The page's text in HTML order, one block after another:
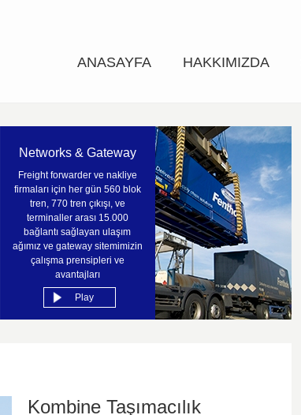
ANASAYFA HAKKIMIZDA
Networks & Gateway
Freight forwarder ve nakliye
firmaları için her gün 560 blok
tren, 770 tren çıkışı, ve
terminaller arası 15.000
bağlantı sağlayan ulaşım
ağımız ve gateway sitemimizin
çalışma prensipleri ve
avantajları
Play
Kombine Taşımacılık